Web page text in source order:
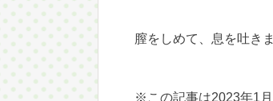
膣をしめて、息を吐き
※この記事は2023年1月